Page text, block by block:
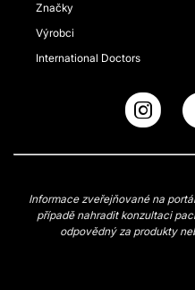
Značky
Výrobci
International Doctors
Informace zveřejňované na
případě nahradit konzultaci
odpovědný za produkty